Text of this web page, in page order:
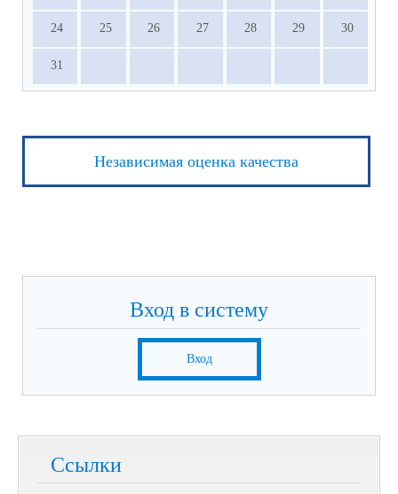
24 25 26 27 28 29 30
31
Независимая оценка качества
Вход в систему
Вход
Ссылки